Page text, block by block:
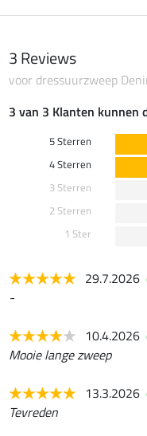
3 Reviews
voor dressuurzweep
3 van 3 Klanten kunnen
5 Sterren
4 Sterren
3 Sterren
2 Sterren
1 Ster
29.7.2026
-
10.4.2026
Mooie lange zweep
13.3.2026
Tevreden